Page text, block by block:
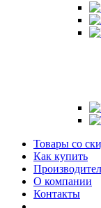
Товары со
Как купить
О компании
Контакты